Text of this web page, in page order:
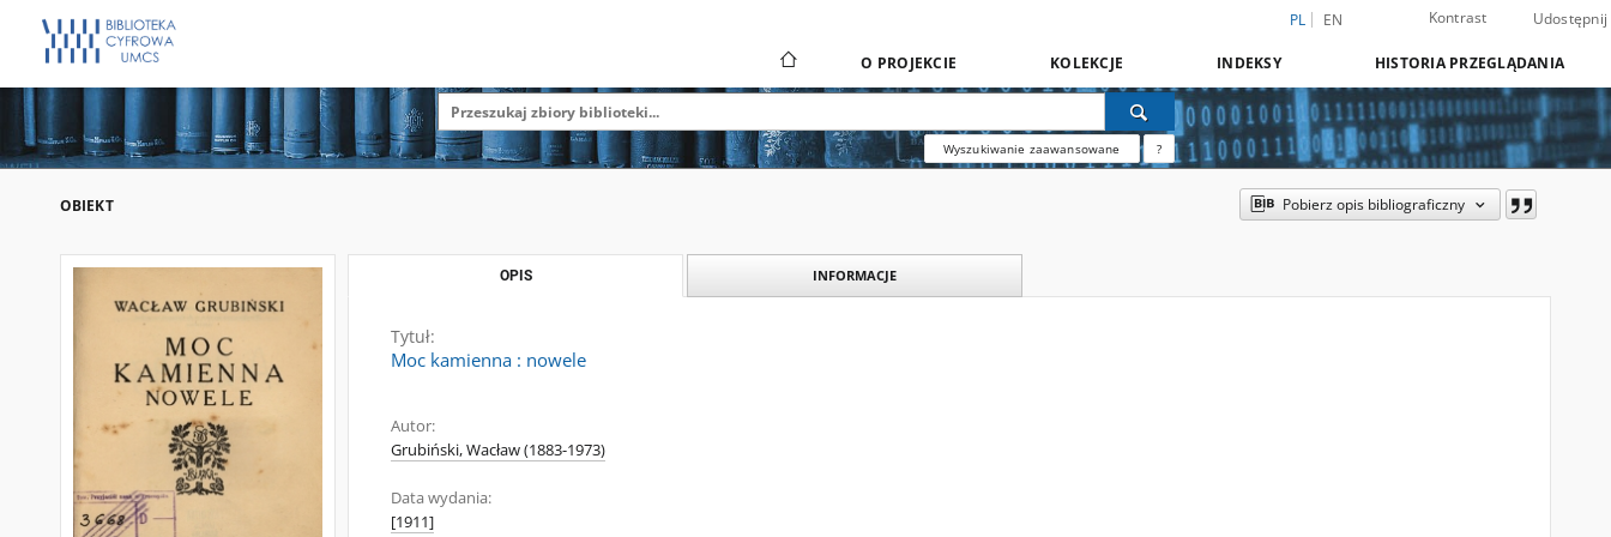
PL EN Kontrast Udostępnij
O PROJEKCIE KOLEKCJE INDEKSY HISTORIA PRZEGLĄDANIA
Wyszukiwanie zaawansowane ?
OBIEKT Pobierz opis bibliograficzny
OPIS INFORMACJE
Tytuł:
Moc kamienna : nowele
Autor:
Grubiński, Wacław (1883-1973)
Data wydania:
[1911]